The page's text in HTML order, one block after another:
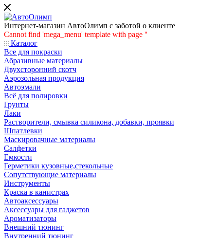
Интернет-магазин АвтоОлимп с заботой о клиенте
Cannot find 'mega_menu' template with page ''
Каталог
Все для покраски
Абразивные материалы
Двухсторонний скотч
Аэрозольная продукция
Автоэмали
Всё для полировки
Грунты
Лаки
Растворители, смывка силикона, добавки, проявки
Шпатлевки
Маскировачные материалы
Салфетки
Емкости
Герметики кузовные,стекольные
Сопутствующие материалы
Инструменты
Краска в канистрах
Автоаксессуары
Аксессуары для гаджетов
Ароматизаторы
Внешний тюнинг
Внутренний тюнинг